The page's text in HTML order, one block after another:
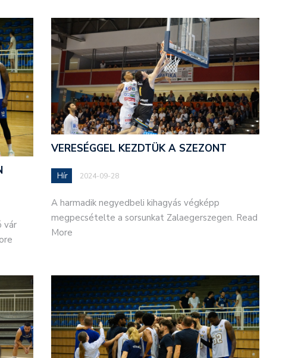
vár
VERESÉGGEL KEZDTÜK A SZEZONT
Hír 2024-09-28
A harmadik negyedbeli kihagyás végképp
megpecsételte a sorsunkat Zalaegerszegen. Read
More